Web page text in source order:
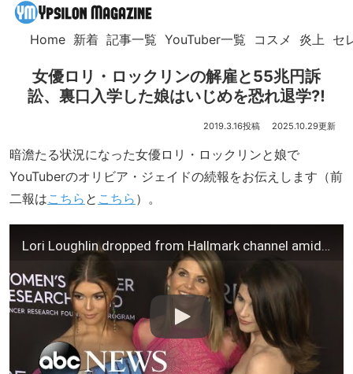
Home 新着 記事一覧 YouTuber一覧 コスメ 炎上 セ
女優ロリ・ロックリンの解雇と55兆円訴
訟、裏口入学した娘はいじめを恐れ退学⁈
2019.3.16 2025.10.29
暗澹たる状況になった女優ロリ・ロックリンと娘で
YouTuberのオリビア・ジェイドの続報をお伝えします（前
二報はこちら と こちら ）。
Lori Loughlin dropped from Hallmark channel amid college scandal